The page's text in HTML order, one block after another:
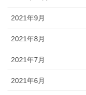
2021年9月
2021年8月
2021年7月
2021年6月